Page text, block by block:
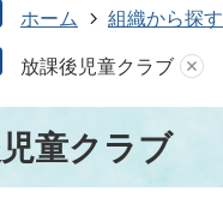
ホーム 組織から探す
放課後児童クラブ
童クラブ